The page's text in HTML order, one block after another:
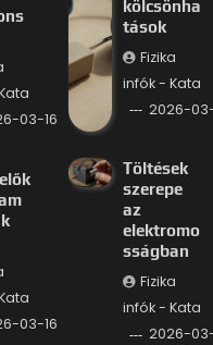
03-16
kölcsönha
tások
Fizika
infók - Kata
2026-
03-16
Töltések
szerepe
az
elektromo
sságban
Fizika
infók - Kata
2026-